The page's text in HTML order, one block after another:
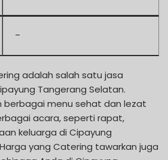
–
adalah salah satu jasa
Tangerang Selatan.
berbagai menu sehat dan lezat
acara, seperti rapat,
keluarga di Cipayung
yang Catering tawarkan juga